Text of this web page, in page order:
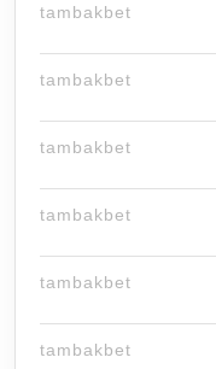
tambakbet
tambakbet
tambakbet
tambakbet
tambakbet
tambakbet